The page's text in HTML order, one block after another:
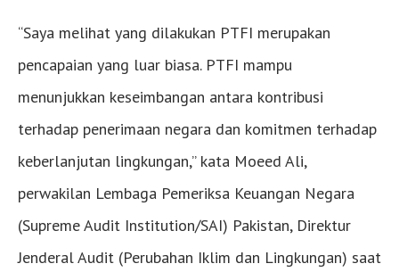
“Saya melihat yang dilakukan PTFI merupakan
pencapaian yang luar biasa. PTFI mampu
menunjukkan keseimbangan antara kontribusi
terhadap penerimaan negara dan komitmen terhadap
keberlanjutan lingkungan,” kata Moeed Ali,
perwakilan Lembaga Pemeriksa Keuangan Negara
(Supreme Audit Institution/SAI) Pakistan, Direktur
Jenderal Audit (Perubahan Iklim dan Lingkungan) saat